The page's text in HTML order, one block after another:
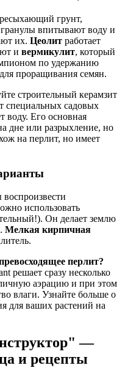
грунт,
впитывают воду и
их. Цеолит работает
и вермикулит, который
по удержанию
проращивания семян.
строительный керамзит
специальных садовых
воду. Его основная
дне или разрыхление, но
на перлит, но имеет
использовать
Он делает землю
Мелкая кирпичная
перлит?
решает сразу несколько
аэрацию и при этом
влаги. Узнайте больше о
для ваших растений на
—
и рецепты